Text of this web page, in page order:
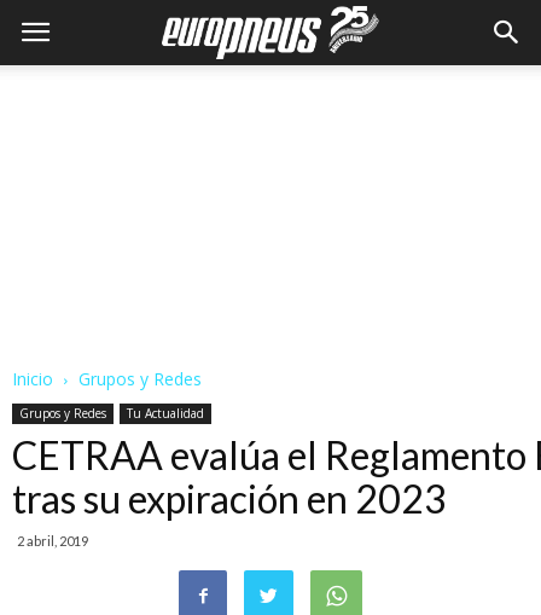
Inicio Grupos y Redes
Grupos y Redes Tu Actualidad
CETRAA evalúa el
tras su expiración en 2023
2 abril, 2019